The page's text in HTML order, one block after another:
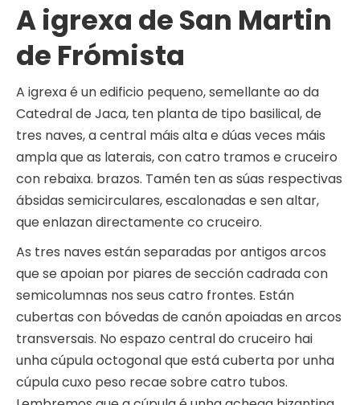
A igrexa de San Martin
de Frómista
A igrexa é un edificio pequeno, semellante ao da
Catedral de Jaca, ten planta de tipo basilical, de
tres naves, a central máis alta e dúas veces máis
ampla que as laterais, con catro tramos e cruceiro
con rebaixa. brazos. Tamén ten as súas respectivas
ábsidas semicirculares, escalonadas e sen altar,
que enlazan directamente co cruceiro.
As tres naves están separadas por antigos arcos
que se apoian por piares de sección cadrada con
semicolumnas nos seus catro frontes. Están
cubertas con bóvedas de canón apoiadas en arcos
transversais. No espazo central do cruceiro hai
unha cúpula octogonal que está cuberta por unha
cúpula cuxo peso recae sobre catro tubos.